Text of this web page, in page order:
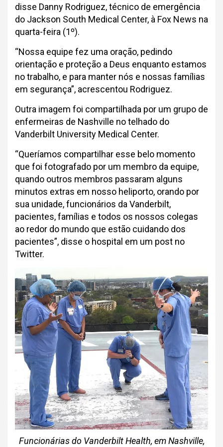
disse Danny Rodriguez, técnico de emergência
do Jackson South Medical Center, à Fox News na
quarta-feira (1º).
“Nossa equipe fez uma oração, pedindo
orientação e proteção a Deus enquanto estamos
no trabalho, e para manter nós e nossas famílias
em segurança”, acrescentou Rodriguez.
Outra imagem foi compartilhada por um grupo de
enfermeiras de Nashville no telhado do
Vanderbilt University Medical Center.
“Queríamos compartilhar esse belo momento
que foi fotografado por um membro da equipe,
quando outros membros passaram alguns
minutos extras em nosso heliporto, orando por
sua unidade, funcionários da Vanderbilt,
pacientes, famílias e todos os nossos colegas
ao redor do mundo que estão cuidando dos
pacientes”, disse o hospital em um post no
Twitter.
Funcionárias do Vanderbilt Health, em Nashville,